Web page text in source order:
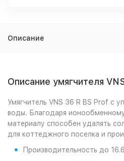
Описание
Описание умягчителя
Умягчитель VNS 36 R BS Prof с
воды. Благодаря
материалу способен удалять
для коттеджного поселка и
Производительность до